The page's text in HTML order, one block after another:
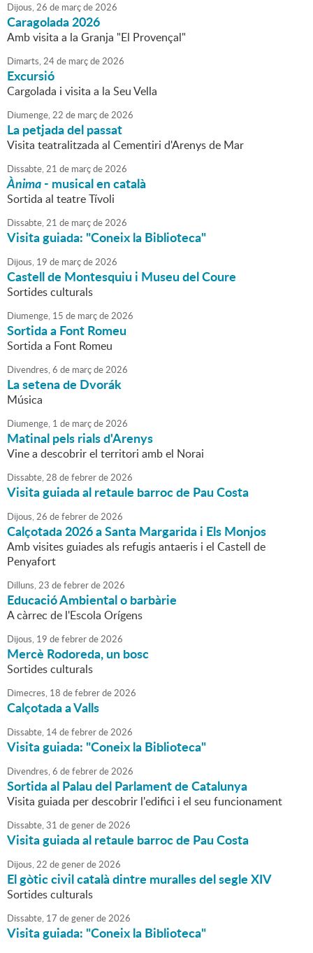
Dijous,26 de marçde2026
Caragolada 2026
Amb visita a la Granja "El Provençal"
Dimarts,24de marçde2026
Excursió
Cargolada i visita a la Seu Vella
Diumenge,22 de marçde2026
La petjada del passat
Visita teatralitzada al Cementiri d'Arenys de Mar
Dissabte,21 de marçde2026
Ànima- musical en català
Sortida al teatre Tívoli
Dissabte,21 de marçde2026
Visita guiada: "Coneix la Biblioteca"
Dijous, 19 de marçde2026
Castell de Montesquiu i Museu del Coure
Sortides culturals
Diumenge, 15 de marçde2026
Sortida a Font Romeu
Sortida a Font Romeu
Divendres,6 de marçde2026
La setena de Dvorák
Música
Diumenge, 1 de marçde2026
Matinal pels rials d'Arenys
Vine a descobrir el territori amb el Norai
Dissabte,28 defebrerde2026
Visita guiada al retaule barroc de Pau Costa
Dijous,26 defebrerde2026
Calçotada 2026 a Santa Margarida i Els Monjos
Amb visites guiades als refugis antaeris i el Castell de
Penyafort
Dilluns,23 defebrerde2026
Educació Ambiental o barbàrie
A càrrec de l'Escola Orígens
Dijous, 19 defebrerde2026
Mercè Rodoreda, un bosc
Sortides culturals
Dimecres, 18 defebrerde2026
Calçotada a Valls
Dissabte, 14defebrerde2026
Visita guiada: "Coneix la Biblioteca"
Divendres,6 defebrerde2026
Sortida al Palau del Parlament de Catalunya
Visita guiada per descobrir l'edifici i el seu funcionament
Dissabte,31 degenerde2026
Visita guiada al retaule barroc de Pau Costa
Dijous,22 degenerde2026
El gòtic civil català dintre muralles del segle XIV
Sortides culturals
Dissabte, 17 degenerde2026
Visita guiada: "Coneix la Biblioteca"